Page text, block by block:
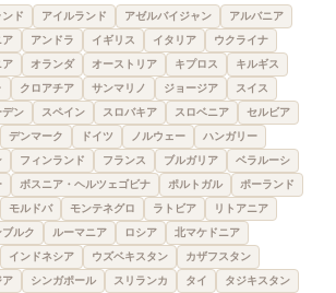
ド アイルランド アゼルバイジャン
アルバニア
ア
アンドラ イギリス イタリア
ウクライナ
ア
オランダ オーストリア キプロス
キルギス
クロアチア サンマリノ ジョージア
スイス
デン
スペイン スロバキア スロベニア
セルビア
デンマーク ドイツ ノルウェー
ハンガリー
フィンランド フランス ブルガリア
ベラルーシ
ボスニア・ヘルツェゴビナ ポルトガル
ポーランド
モルドバ モンテネグロ ラトビア
リトアニア
ルク
ルーマニア ロシア 北マケドニア
インドネシア ウズベキスタン
カザフスタン
ア
シンガポール スリランカ タイ
タジキスタン